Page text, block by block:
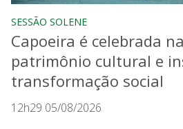
SESSÃO SOLENE
Capoeira é celebrada
patrimônio cultural e
transformação social
12h29 05/08/2026